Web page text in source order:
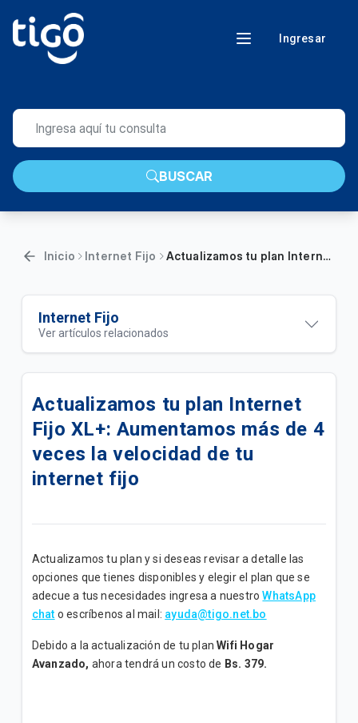
Ingresar
BUSCAR
Inicio Internet Fijo Actualizamos tu plan Internet Fijo XL+: Aumentamos más de 4 veces la velocidad de tu internet fijo
Internet Fijo
Ver artículos relacionados
Oferta Más Ahorro | Plan Full Tigo Básico
Disfruta de todos los beneficios de tu plan Full Tigo
Básico
Disfruta de los beneficios de tu plan "Full Tigo + Tv
Convenio B"
Disfruta de los beneficios de tu plan "Full Tigo + Tv
Convenio A"
Avanzado”
Actualizamos tu plan Internet
Fijo XL+: Aumentamos más de 4
veces la velocidad de tu
internet fijo
Actualizamos tu plan y si deseas revisar a detalle las
opciones que tienes disponibles y elegir el plan que se
adecue a tus necesidades ingresa a nuestro WhatsApp
chat o escríbenos al mail: ayuda@tigo.net.bo
Debido a la actualización de tu planWifi Hogar
Avanzado, ahora tendrá un costo de Bs. 379.